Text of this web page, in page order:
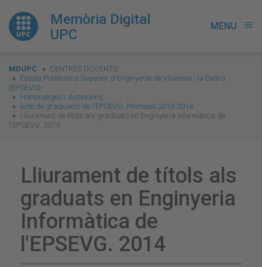
Memòria Digital
UPC
MENU menu
You
are
here:
MDUPC
CENTRES DOCENTS
Escola Politècnica Superior d'Enginyeria de Vilanova i la Geltrú
(EPSEVG)
Homenatges i distincions
Acte de graduació de l'EPSEVG. Promoció 2013-2014
Lliurament de títols als graduats en Enginyeria Informàtica de
l'EPSEVG. 2014
Lliurament de títols als
graduats en Enginyeria
Informàtica de
l'EPSEVG. 2014